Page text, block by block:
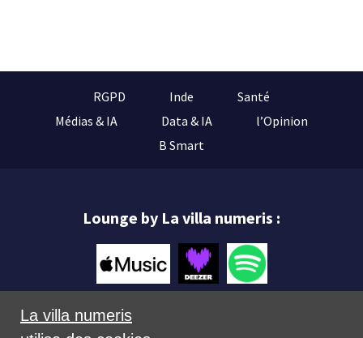
RGPD Inde
Santé
Médias & IA
Data & IA
l’Opinion
B Smart
Lounge by La villa numeris :
La villa numeris